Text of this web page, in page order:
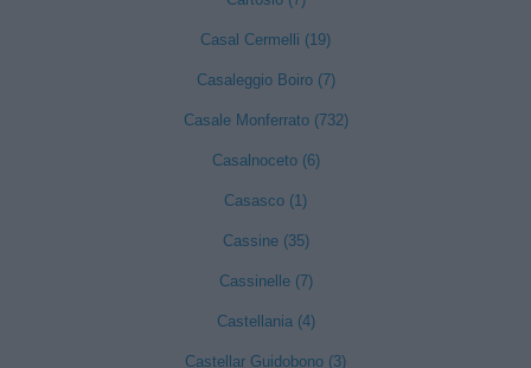
Casal Cermelli (19)
Casaleggio Boiro (7)
Casale Monferrato (732)
Casalnoceto (6)
Casasco (1)
Cassine (35)
Cassinelle (7)
Castellania (4)
Castellar Guidobono (3)